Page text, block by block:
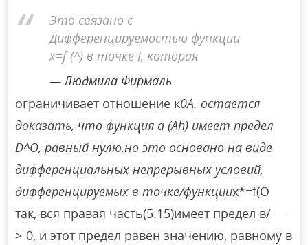
Это связано с
Дифференцируемостью функции
x=f (^) в точке I, которая
Людмила Фирмаль
ограничивает отношение к0A. остается
доказать, что функция a (Ah) имеет предел
D^O, равный нулю,но это основано на виде
дифференциальных непрерывных условий,
дифференцируемых в точке/функцииx*=f(O
так, вся правая часть(5.15)имеет предел в/ —
>-0, и этот предел равен значению, равному в